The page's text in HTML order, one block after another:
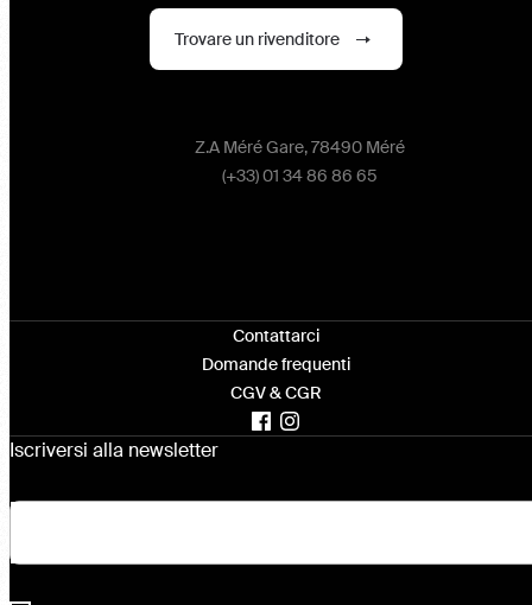
Trovare un rivenditore
Z.A Méré Gare, 78490 Méré
(+33) 01 34 86 86 65
Contattarci
Domande frequenti
CGV & CGR
Iscriversi alla newsletter